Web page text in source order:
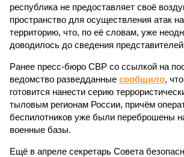
республика не предоставляет своё
пространство для осуществления атак
территорию, что, по её словам, уже
доводилось до сведения
Ранее пресс-бюро СВР со ссылкой на
ведомство разведданные сообщило,
готовится нанести серию
тыловым регионам России, причём
беспилотников уже были переброшены
военные базы.
Ещё в апреле секретарь Совета